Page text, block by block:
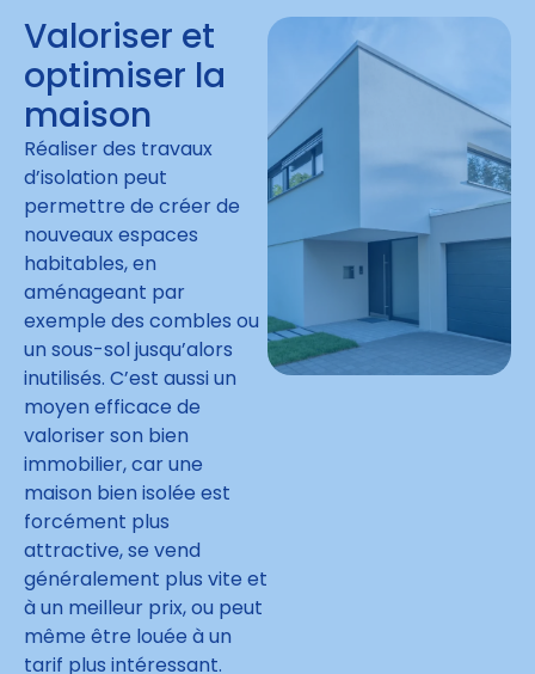
Valoriser et
optimiser la
maison
Réaliser des travaux
d’isolation peut
permettre de créer de
nouveaux espaces
habitables, en
aménageant par
exemple des combles ou
un sous-sol jusqu’alors
inutilisés. C’est aussi un
moyen efficace de
valoriser son bien
immobilier, car une
maison bien isolée est
forcément plus
attractive, se vend
généralement plus vite et
à un meilleur prix, ou peut
même être louée à un
tarif plus intéressant.